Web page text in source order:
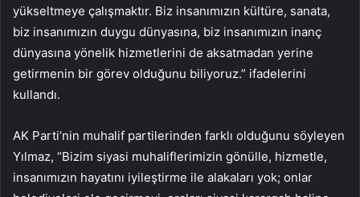
yükseltmeye çalışmaktır. Biz insanımızın kültüre, sanata,
biz insanımızın duygu dünyasına, biz insanımızın inanç
dünyasına yönelik hizmetlerini de aksatmadan yerine
getirmenin bir görev olduğunu biliyoruz.” ifadelerini
kullandı.
AK Parti’nin muhalif partilerinden farklı olduğunu söyleyen
Yılmaz, “Bizim siyasi muhaliflerimizin gönülle, hizmetle,
insanımızın hayatını iyileştirme ile alakaları yok; onlar